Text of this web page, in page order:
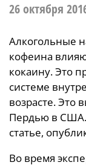
26 октября
Алкогольные
кофеина
кокаину. Это
системе
возрасте. Это
Пердью в США.
статье,
Во время